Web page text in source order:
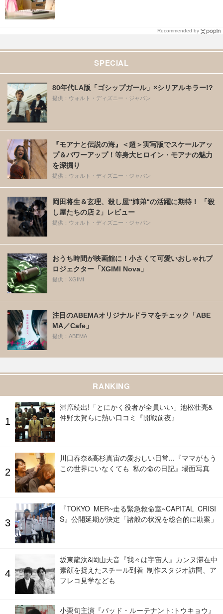
Recommended by
SPECIAL
80年代LA版「ゴシップガール」×シリアルキラー!?
提供：ウォルト・ディズニー・ジャパン
『モアナと伝説の海』＜超＞実写版でスケールアッ
プ＆パワーアップ！等身大ヒロイン・モアナの魅力
を深掘り
提供：ウォルト・ディズニー・ジャパン
岡田将生＆玄理、殺し屋“姉弟“の活躍に期待！ 「殺
し屋たちの店 2」レビュー
提供：ウォルト・ディズニー・ジャパン
おうち時間が映画館に！小さくて可愛いおしゃれプ
ロジェクター「XGIMI Nova」
提供：XGIMI
注目のABEMAオリジナルドラマをチェック「ABE
MA／Cafe」
提供：ABEMA
RANKING
満席続出!「とにかく役者が全員いい」池松壮亮&
仲野太賀らに熱い口コミ『開戦前夜』
川口春奈&高杉真宙の愛おしい日常...『ママがもう
この世界にいなくても 私の命の日記』場面写真
『TOKYO MER~走る緊急救命室~CAPITAL CRISI
S』公開延期が決定「諸般の状況を総合的に勘案」
坂東龍汰&岡山天音『我々は宇宙人』カンヌ滞在中
素顔を捉えたスチール到着 制作スタジオ訪問、ア
フレコ見学なども
小栗旬主演『バッド・ルーテナント:トウキョウ』